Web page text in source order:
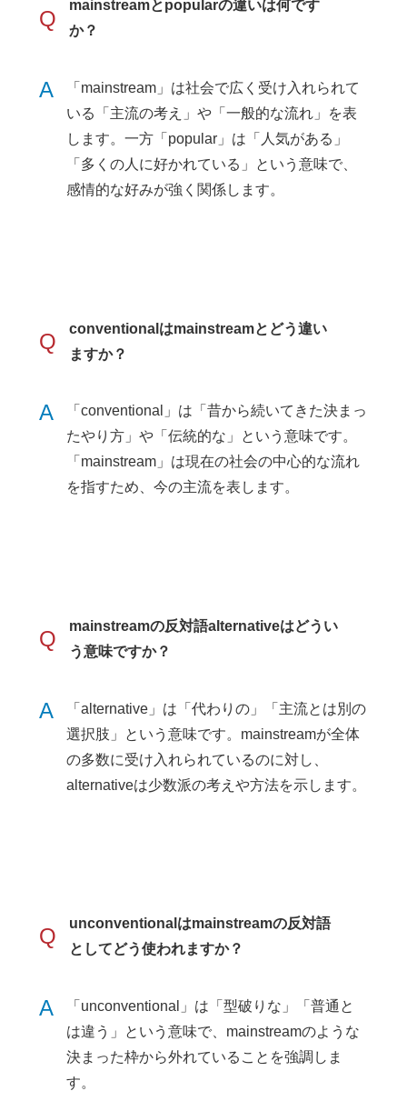
Q
mainstreamとpopularの違いは何です
か？
A
「mainstream」は社会で広く受け入れられて
いる「主流の考え」や「一般的な流れ」を表
します。一方「popular」は「人気がある」
「多くの人に好かれている」という意味で、
感情的な好みが強く関係します。
Q
conventionalはmainstreamとどう違い
ますか？
A
「conventional」は「昔から続いてきた決まっ
たやり方」や「伝統的な」という意味です。
「mainstream」は現在の社会の中心的な流れ
を指すため、今の主流を表します。
Q
mainstreamの反対語alternativeはどうい
う意味ですか？
A
「alternative」は「代わりの」「主流とは別の
選択肢」という意味です。mainstreamが全体
の多数に受け入れられているのに対し、
alternativeは少数派の考えや方法を示します。
Q
unconventionalはmainstreamの反対語
としてどう使われますか？
A
「unconventional」は「型破りな」「普通と
は違う」という意味で、mainstreamのような
決まった枠から外れていることを強調しま
す。